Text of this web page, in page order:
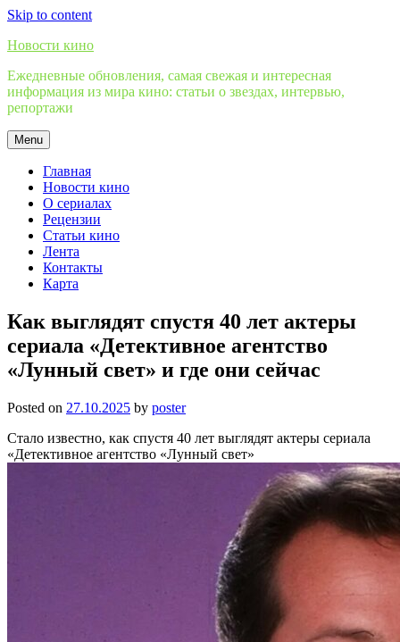
Skip to content
Новости кино
Ежедневные обновления, самая свежая и интересная
информация из мира кино: статьи о звездах, интервью,
репортажи
Menu
Главная
Новости кино
О сериалах
Рецензии
Статьи кино
Лента
Контакты
Карта
Как выглядят спустя 40 лет актеры
сериала «Детективное агентство
«Лунный свет» и где они сейчас
Posted on 27.10.2025 by poster
Стало известно, как спустя 40 лет выглядят актеры сериала
«Детективное агентство «Лунный свет»